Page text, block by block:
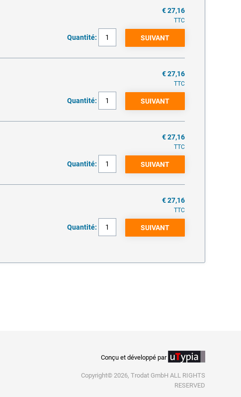
€ 27,16
TTC
Quantité:
€ 27,16
TTC
Quantité:
€ 27,16
TTC
Quantité:
€ 27,16
TTC
Quantité:
Conçu et développé par
Copyright© 2026, Trodat GmbH ALL RIGHTS
RESERVED